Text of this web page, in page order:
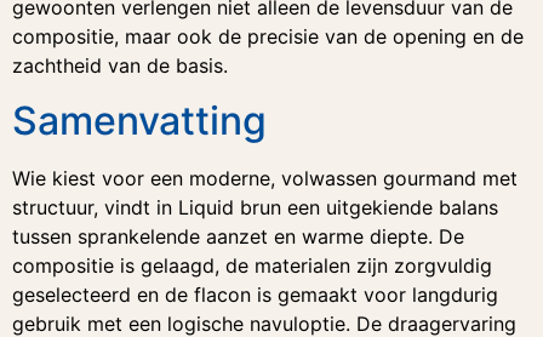
gewoonten verlengen niet alleen de levensduur van de
compositie, maar ook de precisie van de opening en de
zachtheid van de basis.
Samenvatting
Wie kiest voor een moderne, volwassen gourmand met
structuur, vindt in Liquid brun een uitgekiende balans
tussen sprankelende aanzet en warme diepte. De
compositie is gelaagd, de materialen zijn zorgvuldig
geselecteerd en de flacon is gemaakt voor langdurig
gebruik met een logische navuloptie. De draagervaring